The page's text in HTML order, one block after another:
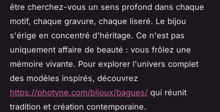
être cherchez-vous un sens profond dans chaque
motif, chaque gravure, chaque liseré. Le bijou
s'érige en concentré d'héritage. Ce n'est pas
uniquement affaire de beauté : vous frôlez une
mémoire vivante. Pour explorer l'univers complet
des modèles inspirés, découvrez
https://photyne.com/bijoux/bagues/ qui réunit
tradition et création contemporaine.